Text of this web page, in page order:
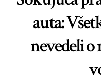
auta:
nevedeli